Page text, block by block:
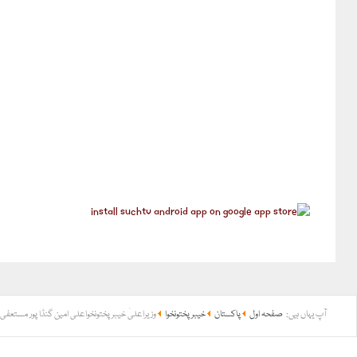
آپ یہاں ہیں: صفحہ اول پاکستان خیبر پختونخوا وزیراعلیٰ خیبرپختونخواعلی امین گنڈا پور